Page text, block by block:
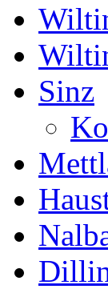
Sinz